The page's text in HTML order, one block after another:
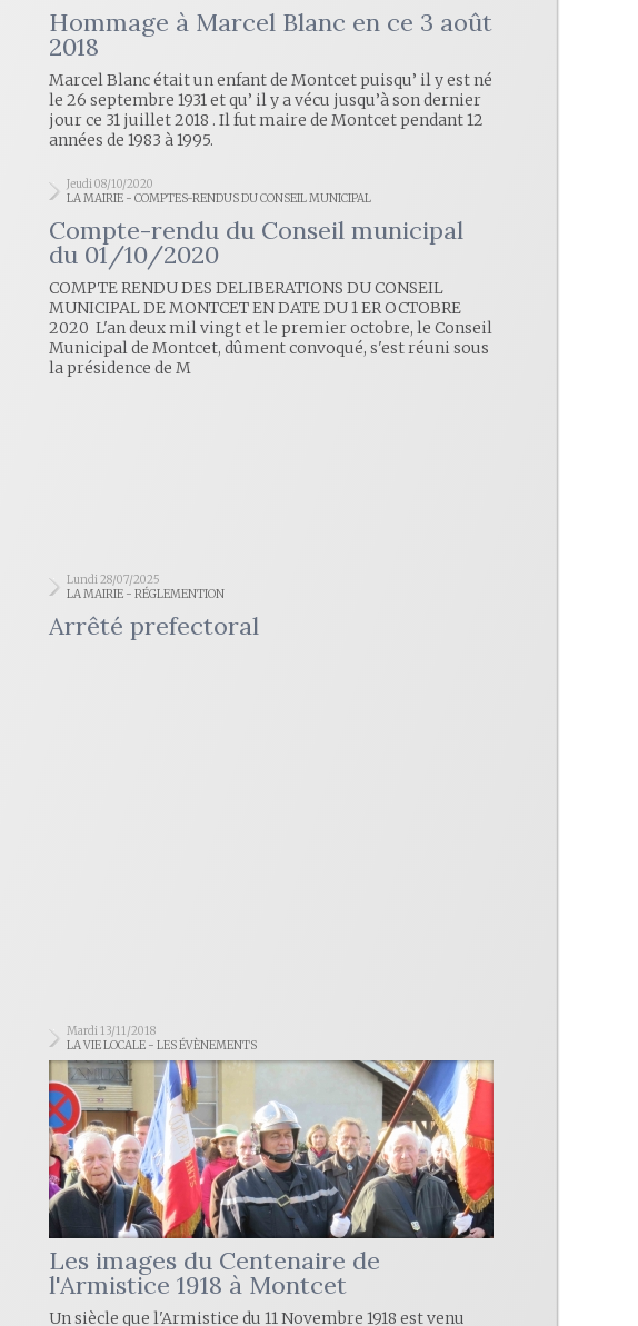
Hommage à Marcel Blanc en ce 3 août
2018
Marcel Blanc était un enfant de Montcet puisqu’ il y est né
le 26 septembre 1931 et qu’ il y a vécu jusqu’à son dernier
jour ce 31 juillet 2018 . Il fut maire de Montcet pendant 12
années de 1983 à 1995.
Jeudi 08/10/2020
LA MAIRIE - COMPTES-RENDUS DU CONSEIL MUNICIPAL
Compte-rendu du Conseil municipal
du 01/10/2020
COMPTE RENDU DES DELIBERATIONS DU CONSEIL
MUNICIPAL DE MONTCET EN DATE DU 1 ER OCTOBRE
2020 L'an deux mil vingt et le premier octobre, le Conseil
Municipal de Montcet, dûment convoqué, s'est réuni sous
la présidence de M
Lundi 28/07/2025
LA MAIRIE - RÉGLEMENTION
Arrêté prefectoral
Mardi 13/11/2018
LA VIE LOCALE - LES ÉVÈNEMENTS
Les images du Centenaire de
l'Armistice 1918 à Montcet
Un siècle que l'Armistice du 11 Novembre 1918 est venu